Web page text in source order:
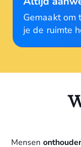
Gemaakt om
je de ruimte
Mensen